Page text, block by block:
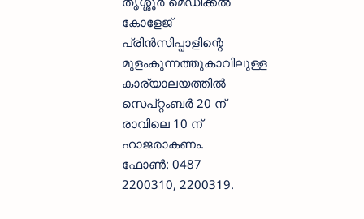
കോളേജ്
പ്രിൻസിപ്പാളിന്റെ
മുളംകുന്നത്തുകാവിലുള്ള
കാര്യാലയത്തിൽ
സെപ്റ്റംബർ 20 ന്
രാവിലെ 10 ന്
ഹാജരാകണം.
ഫോൺ: 0487
2200310, 2200319.